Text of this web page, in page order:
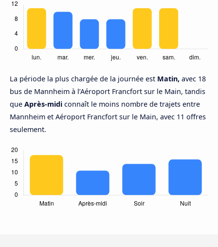
La période la plus chargée de la journée est Matin, avec 18
bus de Mannheim à l’Aéroport Francfort sur le Main, tandis
que Après-midi connaît le moins nombre de trajets entre
Mannheim et Aéroport Francfort sur le Main, avec 11 offres
seulement.